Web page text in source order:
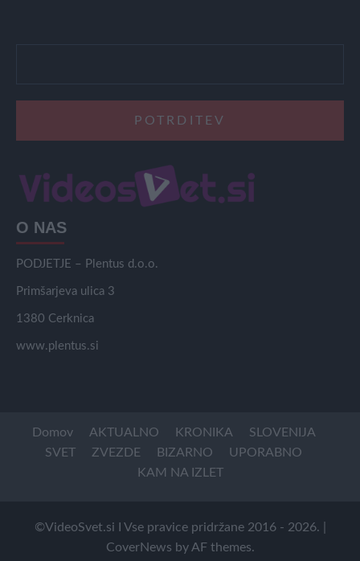
O NAS
PODJETJE – Plentus d.o.o.
Primšarjeva ulica 3
1380 Cerknica
www.plentus.si
Domov AKTUALNO KRONIKA
SLOVENIJA
SVET
ZVEZDE BIZARNO
UPORABNO
KAM NA IZLET
©VideoSvet.si I Vse pravice pridržane 2016 - 2026.
CoverNews by AF themes.